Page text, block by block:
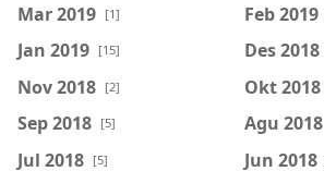
Mar 2019 [1] Feb 2019
Jan 2019 [15] Des 2018
Nov 2018 [2] Okt 2018
Sep 2018 [5] Agu 2018
Jul 2018 [5] Jun 2018